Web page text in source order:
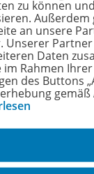
zu können
an unsere
Unserer
Daten
im Rahmen
des Buttons
gemäß